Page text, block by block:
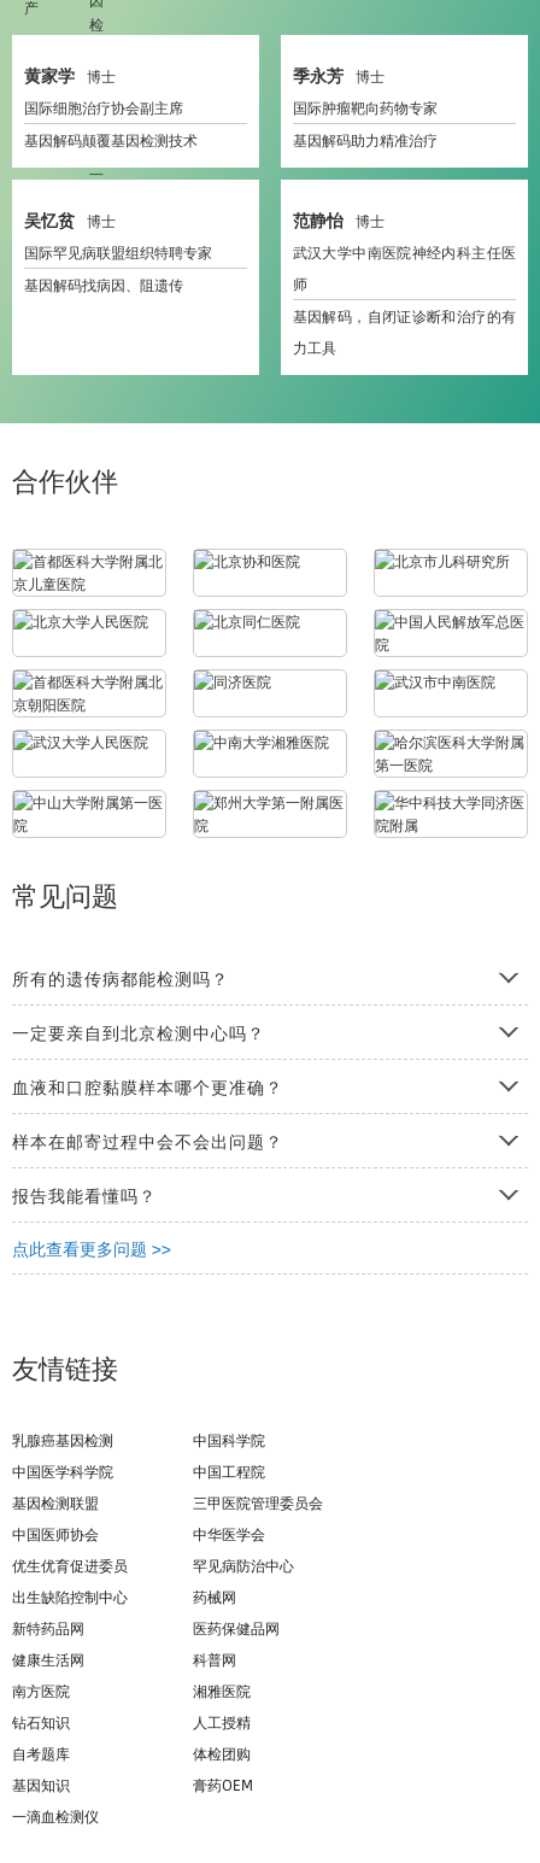
黄家学 博士
国际细胞治疗协会副主席
基因解码颠覆基因检测技术
季永芳 博士
国际肿瘤靶向药物专家
基因解码助力精准治疗
吴忆贫 博士
国际罕见病联盟组织特聘专家
基因解码找病因、阻遗传
范静怡 博士
武汉大学中南医院神经内科主任医
师
基因解码，自闭证诊断和治疗的有
力工具
合作伙伴
常见问题
所有的遗传病都能检测吗？
一定要亲自到北京检测中心吗？
血液和口腔黏膜样本哪个更准确？
样本在邮寄过程中会不会出问题？
报告我能看懂吗？
点此查看更多问题 >>
友情链接
乳腺癌基因检测
中国科学院
中国医学科学院
中国工程院
基因检测联盟
三甲医院管理委员会
中国医师协会
中华医学会
优生优育促进委员
罕见病防治中心
出生缺陷控制中心
药械网
新特药品网
医药保健品网
健康生活网
科普网
南方医院
湘雅医院
钻石知识
人工授精
自考题库
体检团购
基因知识
膏药OEM
一滴血检测仪